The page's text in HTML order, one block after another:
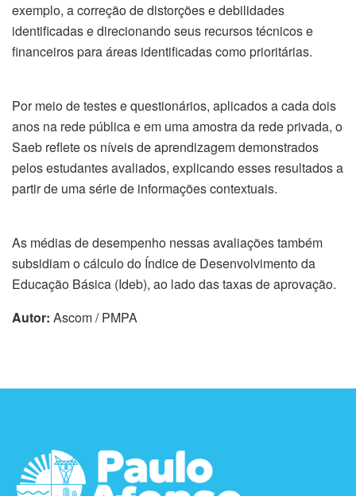
exemplo, a correção de distorções e debilidades
identificadas e direcionando seus recursos técnicos e
financeiros para áreas identificadas como prioritárias.
Por meio de testes e questionários, aplicados a cada dois
anos na rede pública e em uma amostra da rede privada, o
Saeb reflete os níveis de aprendizagem demonstrados
pelos estudantes avaliados, explicando esses resultados a
partir de uma série de informações contextuais.
As médias de desempenho nessas avaliações também
subsidiam o cálculo do Índice de Desenvolvimento da
Educação Básica (Ideb), ao lado das taxas de aprovação.
Autor: Ascom / PMPA